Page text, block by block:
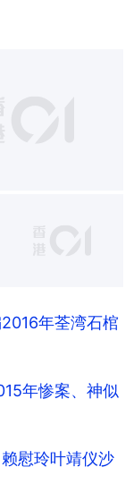
+12年荃湾石棺
年惨案、神似
慰玲叶靖仪沙